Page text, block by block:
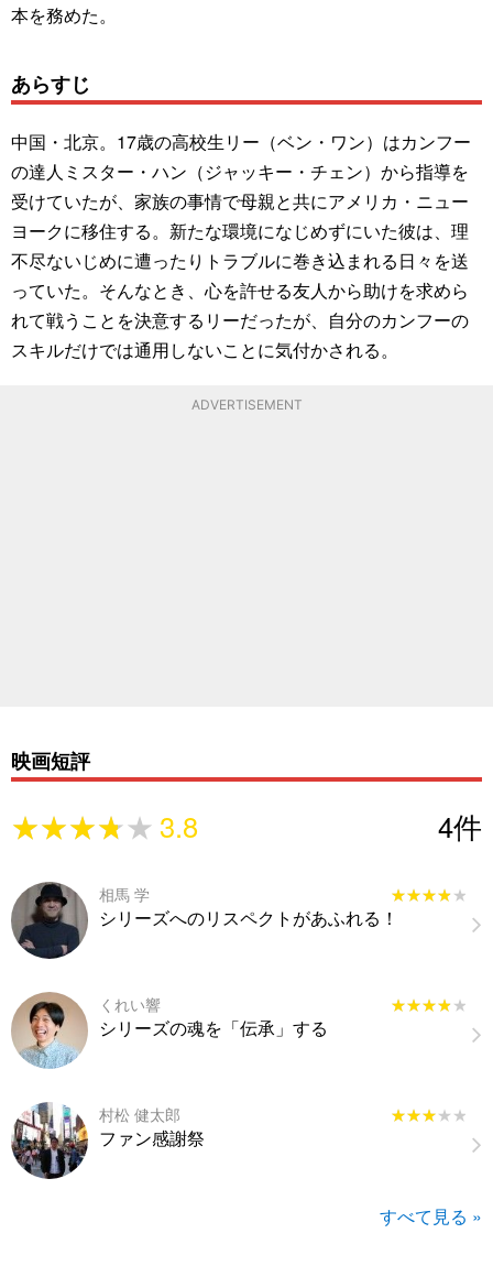
本を務めた。
あらすじ
中国・北京。17歳の高校生リー（ベン・ワン）はカンフー
の達人ミスター・ハン（ジャッキー・チェン）から指導を
受けていたが、家族の事情で母親と共にアメリカ・ニュー
ヨークに移住する。新たな環境になじめずにいた彼は、理
不尽ないじめに遭ったりトラブルに巻き込まれる日々を送
っていた。そんなとき、心を許せる友人から助けを求めら
れて戦うことを決意するリーだったが、自分のカンフーの
スキルだけでは通用しないことに気付かされる。
ADVERTISEMENT
映画短評
★★★★★
★★★★★ 3.8 4件
相馬 学 ★★★★★
★★★★★
シリーズへのリスペクトがあふれる！
くれい響 ★★★★★
★★★★★
シリーズの魂を「伝承」する
村松 健太郎 ★★★★★
★★★★★
ファン感謝祭
すべて見る »